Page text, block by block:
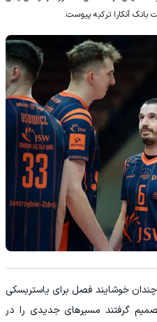
بانک آنکارا ترکیه پیوست.
خوشایند فصل برای یاستربسکی
گرفتند مسیرهای جدیدی را در